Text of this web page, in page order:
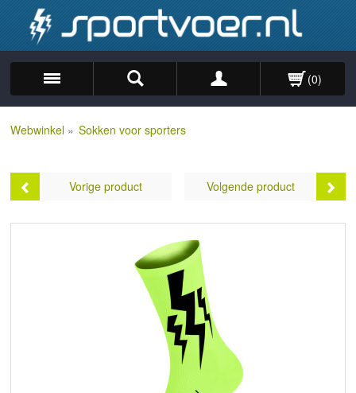
(0)
Webwinkel » Sokken voor sporters
Vorige product Volgende product